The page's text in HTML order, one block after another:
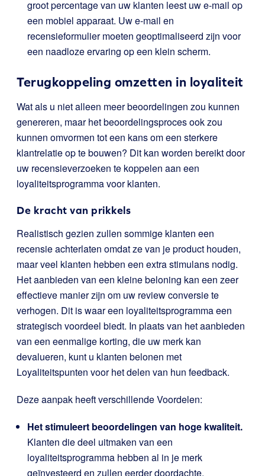
groot percentage van uw klanten leest uw e-mail op
een mobiel apparaat. Uw e-mail en
recensieformulier moeten geoptimaliseerd zijn voor
een naadloze ervaring op een klein scherm.
Terugkoppeling omzetten in loyaliteit
Wat als u niet alleen meer beoordelingen zou kunnen
genereren, maar het beoordelingsproces ook zou
kunnen omvormen tot een kans om een sterkere
klantrelatie op te bouwen? Dit kan worden bereikt door
uw recensieverzoeken te koppelen aan een
loyaliteitsprogramma voor klanten.
De kracht van prikkels
Realistisch gezien zullen sommige klanten een
recensie achterlaten omdat ze van je product houden,
maar veel klanten hebben een extra stimulans nodig.
Het aanbieden van een kleine beloning kan een zeer
effectieve manier zijn om uw review conversie te
verhogen. Dit is waar een loyaliteitsprogramma een
strategisch voordeel biedt. In plaats van het aanbieden
van een eenmalige korting, die uw merk kan
devalueren, kunt u klanten belonen met
Loyaliteitspunten voor het delen van hun feedback.
Deze aanpak heeft verschillende Voordelen:
Het stimuleert beoordelingen van hoge kwaliteit.
Klanten die deel uitmaken van een
loyaliteitsprogramma hebben al in je merk
geïnvesteerd en zullen eerder doordachte,